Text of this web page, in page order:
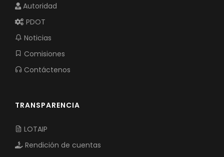
Autoridad
PDOT
Noticias
Comisiones
Contáctenos
TRANSPARENCIA
LOTAIP
Rendición de cuentas